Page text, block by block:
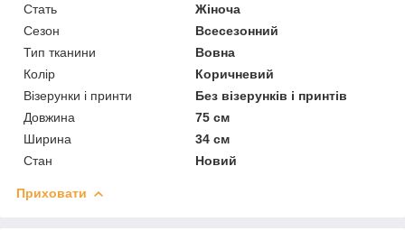
Стать
Жіноча
Сезон
Всесезонний
Тип тканини
Вовна
Колір
Коричневий
Візерунки і принти
Без візерунків і принтів
Довжина
75 см
Ширина
34 см
Стан
Новий
Приховати